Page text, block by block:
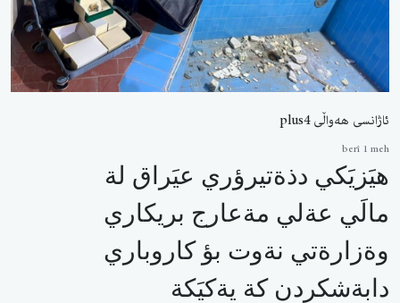
ئاژانسی هەواڵی plus4
berî 1 meh
هيَزيَكي دذةتيرؤري عيَراق لة
مالَي عةلي مةعارج بريكاري
وةزارةتي نةوت بؤ كاروباري
دابةشكردن كة يةكيَكة